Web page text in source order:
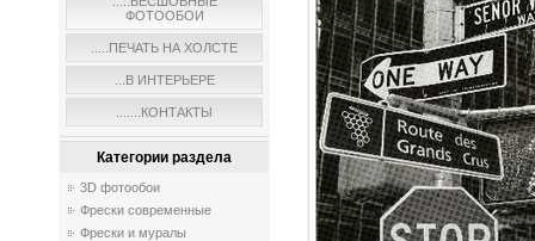
ФОТООБОИ
.....ПЕЧАТЬ НА ХОЛСТЕ
...В ИНТЕРЬЕРЕ
.......КОНТАКТЫ
Категории раздела
3D фотообои
Фрески современные
Фрески и муралы